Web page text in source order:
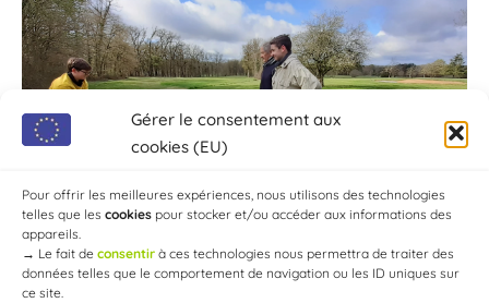
Gérer le consentement aux
cookies (EU)
Pour offrir les meilleures expériences, nous utilisons des technologies
telles que les cookies pour stocker et/ou accéder aux informations des
appareils.
→ Le fait de consentir à ces technologies nous permettra de traiter des
données telles que le comportement de navigation ou les ID uniques sur
ce site.